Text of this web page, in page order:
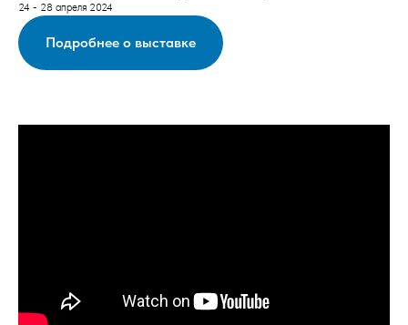
24 - 28 апреля 2024
Подробнее о выставке